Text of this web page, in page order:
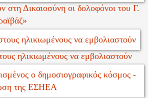
Δικαιοσύνη οι δολοφόνοι του Γ.
ηλικιωμένους να εμβολιαστούν